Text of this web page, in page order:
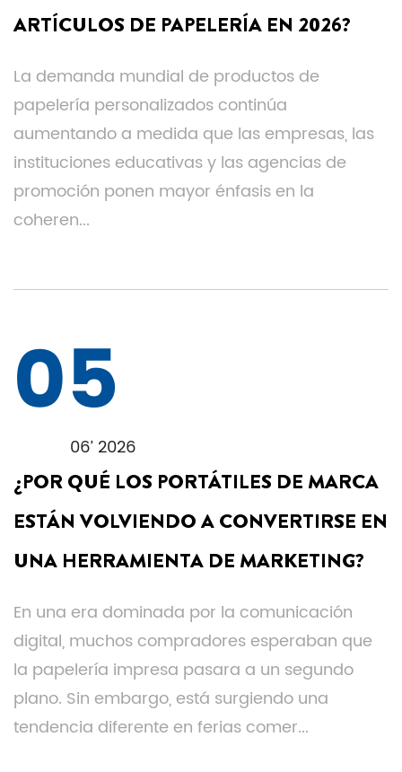
ARTÍCULOS DE PAPELERÍA EN 2026?
La demanda mundial de productos de
papelería personalizados continúa
aumentando a medida que las empresas, las
instituciones educativas y las agencias de
promoción ponen mayor énfasis en la
coheren...
05
06’ 2026
¿POR QUÉ LOS PORTÁTILES DE MARCA
ESTÁN VOLVIENDO A CONVERTIRSE EN
UNA HERRAMIENTA DE MARKETING?
En una era dominada por la comunicación
digital, muchos compradores esperaban que
la papelería impresa pasara a un segundo
plano. Sin embargo, está surgiendo una
tendencia diferente en ferias comer...